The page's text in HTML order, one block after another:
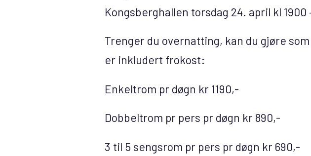
Kongsberghallen torsdag 24. april kl
Trenger du overnatting, kan du gjøre
er inkludert frokost:
Enkeltrom pr døgn kr 1190,-
Dobbeltrom pr pers pr døgn kr 890,-
3 til 5 sengsrom pr pers pr døgn kr 690,-